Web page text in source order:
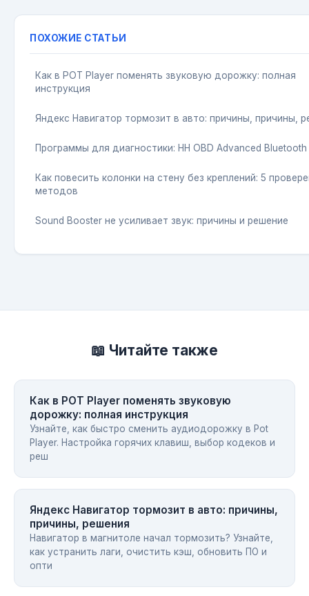
ПОХОЖИЕ СТАТЬИ
Как в POT Player поменять звуковую дорожку: полная
инструкция
Яндекс Навигатор тормозит в авто: причины, причины,
Программы для диагностики: HH OBD Advanced Bluetooth
Как повесить колонки на стену без креплений: 5
методов
Sound Booster не усиливает звук: причины и решение
📖 Читайте также
Как в POT Player поменять звуковую
дорожку: полная инструкция
Узнайте, как быстро сменить аудиодорожку в Pot
Player. Настройка горячих клавиш, выбор кодеков и
реш
Яндекс Навигатор тормозит в авто: причины,
причины, решения
Навигатор в магнитоле начал тормозить? Узнайте,
как устранить лаги, очистить кэш, обновить ПО и
опти